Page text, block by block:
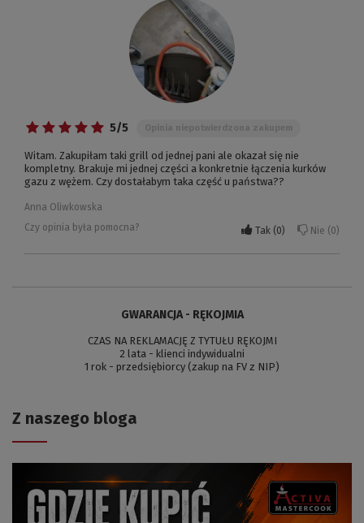
5/5
Witam. Zakupiłam taki grill od jednej pani ale okazał się nie
kompletny. Brakuje mi jednej części a konkretnie łączenia kurków
gazu z wężem. Czy dostałabym taka część u państwa??
Anna Oliwkowska
Czy opinia była pomocna?
Tak 0 Nie 0
GWARANCJA - RĘKOJMIA
CZAS NA REKLAMACJĘ Z TYTUŁU RĘKOJMI
2 lata - klienci indywidualni
1 rok - przedsiębiorcy (zakup na FV z NIP)
Z naszego bloga